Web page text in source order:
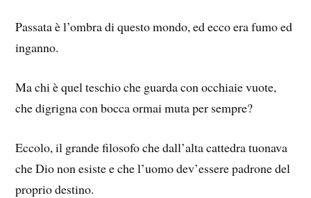
Passata è l’ombra di questo mondo, ed ecco era fumo ed
inganno.
Ma chi è quel teschio che guarda con occhiaie vuote,
che digrigna con bocca ormai muta per sempre?
Eccolo, il grande filosofo che dall’alta cattedra tuonava
che Dio non esiste e che l’uomo dev’essere padrone del
proprio destino.